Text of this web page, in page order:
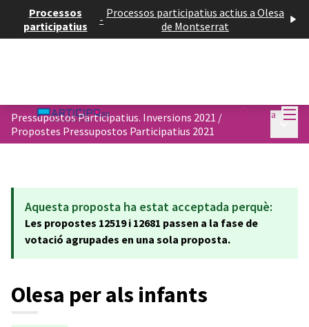
Processos
participatius
- Processos participatius actius a Olesa
de Montserrat
Entra
Pressupostos Participatius. Inversions 2021 /
Propostes Pressupostos Participatius 2021
Aquesta proposta ha estat acceptada perquè:
Les propostes 12519 i 12681 passen a la fase de
votació agrupades en una sola proposta.
Olesa per als infants